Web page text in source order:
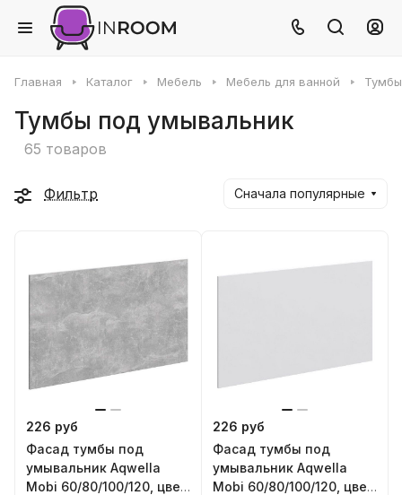
Главная Каталог Мебель Мебель для ванной
Тумбы под умывальник
65 товаров
Фильтр Сначала популярные
226 руб
Фасад тумбы под
умывальник Aqwella
Mobi 60/80/100/120, цвет
226 руб
Фасад тумбы под
умывальник Aqwella
Mobi 60/80/100/120, цвет